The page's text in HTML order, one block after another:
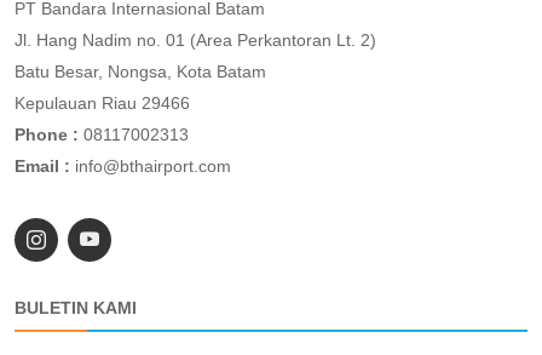
PT Bandara Internasional Batam
Jl. Hang Nadim no. 01 (Area Perkantoran Lt. 2)
Batu Besar, Nongsa, Kota Batam
Kepulauan Riau 29466
Phone : 08117002313
Email : info@bthairport.com
BULETIN KAMI